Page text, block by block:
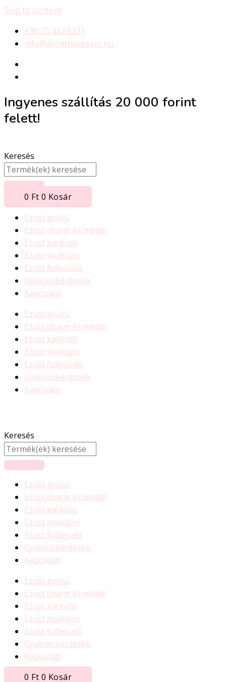
Skip to content
+36 70 432 6231
info@dorothyekszer.hu
Ingyenes szállítás 20 000 forint
felett!
Keresés
0 Ft 0 Kosár
Ezüst gyűrű
Ezüst charm és medál
Ezüst karkötő
Ezüst nyaklánc
Ezüst fülbevaló
Gyakori kérdések
Kapcsolat
Ezüst gyűrű
Ezüst charm és medál
Ezüst karkötő
Ezüst nyaklánc
Ezüst fülbevaló
Gyakori kérdések
Kapcsolat
Keresés
Ezüst gyűrű
Ezüst charm és medál
Ezüst karkötő
Ezüst nyaklánc
Ezüst fülbevaló
Gyakori kérdések
Kapcsolat
Ezüst gyűrű
Ezüst charm és medál
Ezüst karkötő
Ezüst nyaklánc
Ezüst fülbevaló
Gyakori kérdések
Kapcsolat
0 Ft 0 Kosár